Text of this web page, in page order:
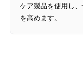
ケア製品を使用し
を高めます。